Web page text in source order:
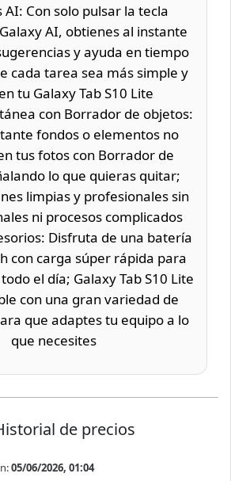
AI: Con solo pulsar la tecla
AI, obtienes al instante
y ayuda en tiempo
cada tarea sea más simple y
tu Galaxy Tab S10 Lite
con Borrador de objetos:
fondos o elementos no
tus fotos con Borrador de
lo que quieras quitar;
limpias y profesionales sin
ni procesos complicados
Disfruta de una batería
con carga súper rápida para
el día; Galaxy Tab S10 Lite
con una gran variedad de
que adaptes tu equipo a lo
que necesites
de precios
05/06/2026, 01:04